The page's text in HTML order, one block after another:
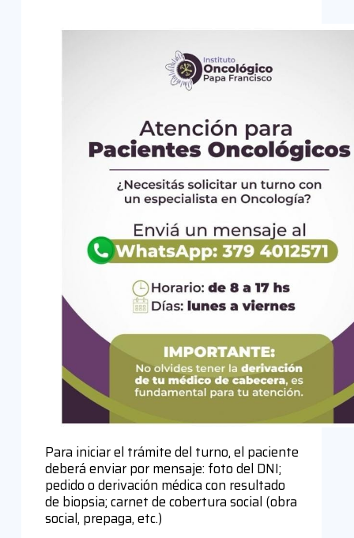
Para iniciar el trámite del turno, el paciente
deberá enviar por mensaje: foto del DNI;
pedido o derivación médica con resultado
de biopsia; carnet de cobertura social (obra
social, prepaga, etc.)